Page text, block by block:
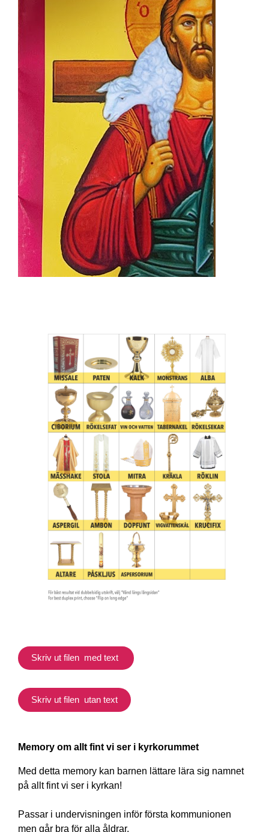
Skriv ut filen med text
Skriv ut filen utan text
Memory om allt fint vi ser i kyrkorummet
Med detta memory kan barnen lättare lära sig namnet
på allt fint vi ser i kyrkan!
Passar i undervisningen inför första kommunionen
men går bra för alla åldrar.